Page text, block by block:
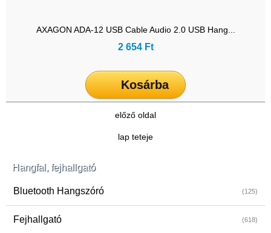
Hangfal, fejhallgató
Bluetooth Hangszóró (125)
Fejhallgató (618)
AXAGON ADA-12 USB Cable Audio 2.0 USB Hang...
2 654 Ft
Kosárba
előző oldal
lap teteje